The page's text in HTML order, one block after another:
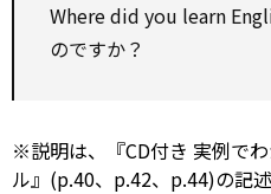
Where did you learn
のですか？
※説明は、『CD付き 実例で
ル』(p.40、p.42、p.44)の記